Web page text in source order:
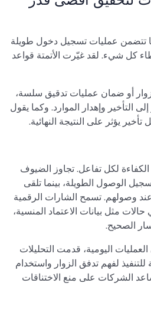
تتضمن عمليات تسجيل دخول طويلة
كل شيء. لقد غيّرت الأتمتة قواعد
أو ضمان عمليات تدقيق سلسة،
التأخير وإهدار الموارد. وكما يقول
يؤثر على النتيجة النهائية.
الكفاءة لكل تفاعل. تجاوز الضيوف
الوصول الطويلة، بينما تلقى
وصولهم. تسمح الشارات الرقمية
مثل بيانات الاعتماد المنسية،
الصحيح.
اليومية، قدمت التحليلات
لفهم تدفق الزوار واستخدام
الشركات على منع الاختناقات